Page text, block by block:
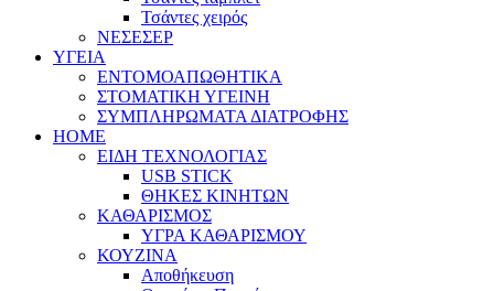
Τσάντες χειρός
ΝΕΣΕΣΕΡ
ΥΓΕΙΑ
ΕΝΤΟΜΟΑΠΩΘΗΤΙΚΑ
ΣΤΟΜΑΤΙΚΗ ΥΓΕΙΝΗ
ΣΥΜΠΛΗΡΩΜΑΤΑ ΔΙΑΤΡΟΦΗΣ
HOME
ΕΙΔΗ ΤΕΧΝΟΛΟΓΙΑΣ
USB STICK
ΘΗΚΕΣ ΚΙΝΗΤΩΝ
ΚΑΘΑΡΙΣΜΟΣ
ΥΓΡΑ ΚΑΘΑΡΙΣΜΟΥ
ΚΟΥΖΙΝΑ
Αποθήκευση